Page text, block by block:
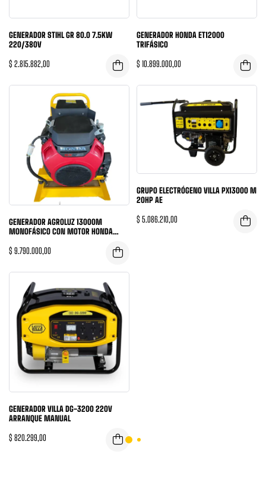
GENERADOR STIHL GR 80.0 7.5KW
220/380V
$ 2.815.882,00
GENERADOR HONDA ET12000
TRIFÁSICO
$ 10.899.000,00
GENERADOR AGROLUZ 13000M
MONOFÁSICO CON MOTOR HONDA
$ 9.790.000,00
GRUPO ELECTRÓGENO VILLA PX13000 M
20HP AE
$ 5.086.210,00
GENERADOR VILLA DG-3200 220V
ARRANQUE MANUAL
$ 820.299,00